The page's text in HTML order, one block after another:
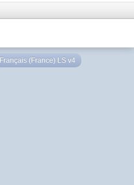
Français (France) LS v4